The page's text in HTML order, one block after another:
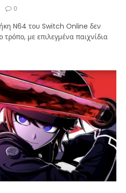
0
N64 του Switch Online δεν
τρόπο, με επιλεγμένα παιχνίδια